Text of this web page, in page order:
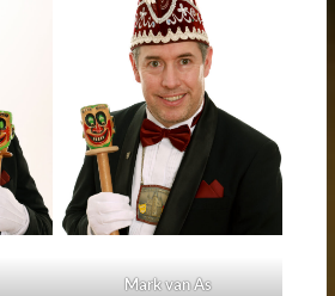
Mark van As